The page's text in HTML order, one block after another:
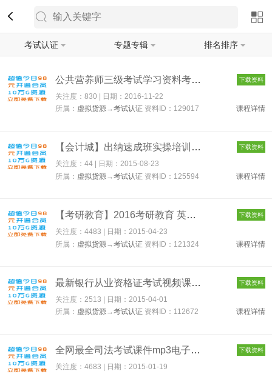
考试认证 专题专辑 排名排序
公共营养师三级考试学习资料考试复习资料 129017 下载资料
关注度：830 | 日期： 2016-11-22
所属： 虚拟货源→考试认证 资料ID：129017 课程详情
【会计城】出纳速成班实操培训讲座 会计实操课程 125594 下载资料
关注度：44 | 日期：2015-08-23
所属： 虚拟货源→考试认证 资料ID：125594 课程详情
【考研教育】2016考研教育 英语 数学 培训视频 121324 下载资料
关注度：4483 | 日期：2015-04-23
所属： 虚拟货源→考试认证 资料ID：121324 课程详情
最新银行从业资格证考试视频课件教程培训课程网络教学课程 11267... 下载资料
关注度：2513 | 日期： 2015-04-01
所属： 虚拟货源→考试认证 资料ID：112672 课程详情
全网最全司法考试课件mp3电子书录音视频律师自学考试课件全集100... 下载资料
关注度：4683 | 日期：2015-01-19